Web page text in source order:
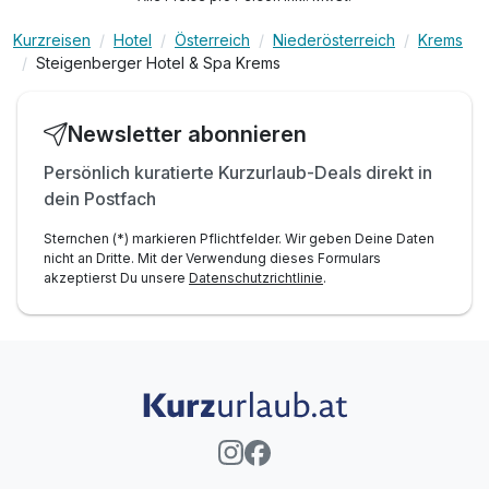
Kurzreisen Hotel Österreich Niederösterreich
Krems
Steigenberger Hotel & Spa Krems
Newsletter abonnieren
Persönlich kuratierte Kurzurlaub-Deals direkt in
dein Postfach
Sternchen (*) markieren Pflichtfelder. Wir geben Deine Daten
nicht an Dritte. Mit der Verwendung dieses Formulars
akzeptierst Du unsere Datenschutzrichtlinie.